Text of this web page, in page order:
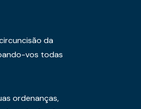
da
vos todas
ordenanças,